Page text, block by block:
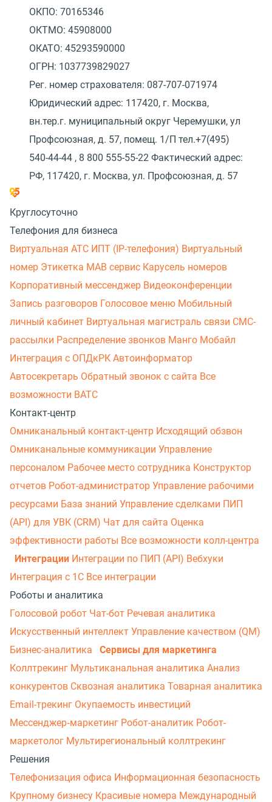
ОКПО: 70165346
ОКТМО: 45908000
ОКАТО: 45293590000
ОГРН: 1037739829027
Рег. номер страхователя: 087-707-071974
Юридический адрес: 117420, г. Москва,
вн.тер.г. муниципальный округ Черемушки, ул
Профсоюзная, д. 57, помещ. 1/П тел.+7(495)
540-44-44 , 8 800 555-55-22 Фактический адрес:
РФ, 117420, г. Москва, ул. Профсоюзная, д. 57
Круглосуточно
Телефония для бизнеса
Виртуальная АТС ИПТ (IP-телефония) Виртуальный
номер Этикетка МАВ сервис Карусель номеров
Корпоративный мессенджер Видеоконференции
Запись разговоров Голосовое меню Мобильный
личный кабинет Виртуальная магистраль связи СМС-
рассылки Распределение звонков Манго Мобайл
Интеграция с ОПДкРК Автоинформатор
Автосекретарь Обратный звонок с сайта Все
возможности ВАТС
Контакт-центр
Омниканальный контакт-центр Исходящий обзвон
Омниканальные коммуникации Управление
персоналом Рабочее место сотрудника Конструктор
отчетов Робот-администратор Управление рабочими
ресурсами База знаний Управление сделками ПИП
(API) для УВК (CRM) Чат для сайта Оценка
эффективности работы Все возможности колл-центра
Интеграции Интеграции по ПИП (API) Вебхуки
Интеграция с 1С Все интеграции
Роботы и аналитика
Голосовой робот Чат-бот Речевая аналитика
Искусственный интеллект Управление качеством (QM)
Бизнес-аналитика
Сервисы для маркетинга
Коллтрекинг Мультиканальная аналитика Анализ
конкурентов Сквозная аналитика Товарная аналитика
Email-трекинг Окупаемость инвестиций
Мессенджер‑маркетинг Робот-аналитик Робот-
маркетолог Мультирегиональный коллтрекинг
Решения
Телефонизация офиса Информационная безопасность
Крупному бизнесу Красивые номера Международный